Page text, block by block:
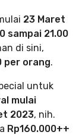
23 Maret
sampai 21.00
di sini,
per orang.
untuk
mulai
2023, nih.
Rp160.000++